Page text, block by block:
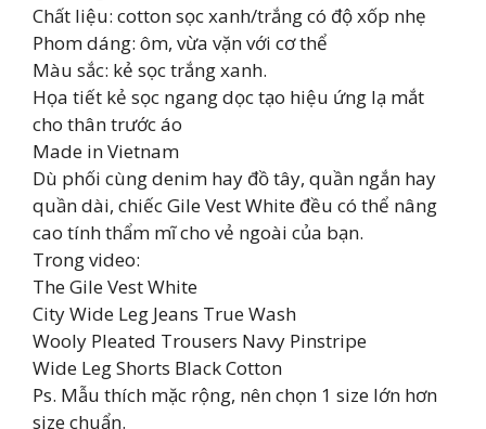
Chất liệu: cotton sọc xanh/trắng có độ xốp nhẹ
Phom dáng: ôm, vừa vặn với cơ thể
Màu sắc: kẻ sọc trắng xanh.
Họa tiết kẻ sọc ngang dọc tạo hiệu ứng lạ mắt
cho thân trước áo
Made in Vietnam
Dù phối cùng denim hay đồ tây, quần ngắn hay
quần dài, chiếc Gile Vest White đều có thể nâng
cao tính thẩm mĩ cho vẻ ngoài của bạn.
Trong video:
The Gile Vest White
City Wide Leg Jeans True Wash
Wooly Pleated Trousers Navy Pinstripe
Wide Leg Shorts Black Cotton
Ps. Mẫu thích mặc rộng, nên chọn 1 size lớn hơn
size chuẩn.